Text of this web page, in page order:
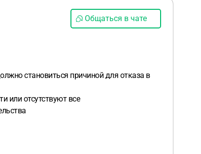
Общаться в чате
становиться причиной для отказа в
или отсутствуют все